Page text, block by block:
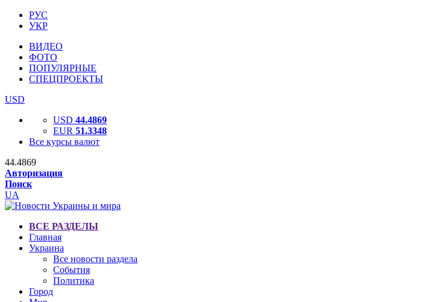
РУС
УКР
ВИДЕО
ФОТО
ПОПУЛЯРНЫЕ
СПЕЦПРОЕКТЫ
USD
USD 44.4869
EUR 51.3348
Все курсы валют
44.4869
Авторизация
Поиск
UA
ВСЕ РАЗДЕЛЫ
Главная
Украина
Все новости раздела
События
Политика
Город